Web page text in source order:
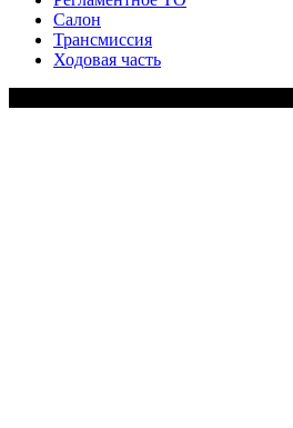
Салон
Трансмиссия
Ходовая часть